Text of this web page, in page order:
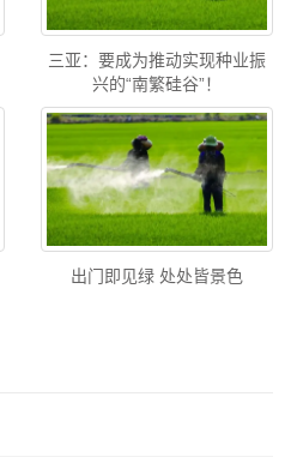
三亚：要成为推动实现种业振
兴的“南繁硅谷”！
出门即见绿 处处皆景色